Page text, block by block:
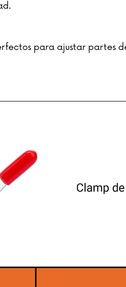
para ajustar partes